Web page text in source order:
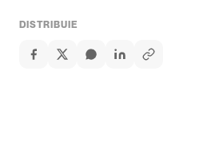
DISTRIBUIE